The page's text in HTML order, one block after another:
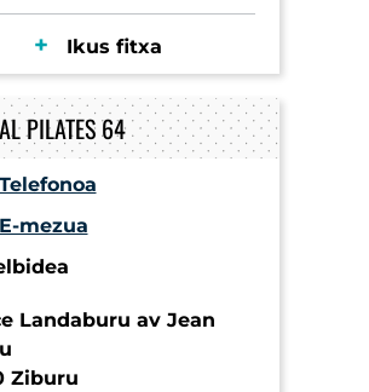
Ikus fitxa
PILATES 64
Telefonoa
E-mezua
Landaburu av Jean
Ziburu